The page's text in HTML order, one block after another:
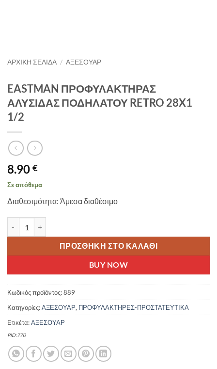
ΑΡΧΙΚΉ ΣΕΛΊΔΑ / ΑΞΕΣΟΥΑΡ
EASTMAN ΠΡΟΦΥΛΑΚΤΗΡΑΣ
ΑΛΥΣΙΔΑΣ ΠΟΔΗΛΑΤΟΥ RETRO 28X1
1/2
8.90 €
Σε απόθεμα
Διαθεσιμότητα: Άμεσα διαθέσιμο
ΠΡΟΣΘΉΚΗ ΣΤΟ ΚΑΛΆΘΙ
BUY NOW
Κωδικός προϊόντος:889
Κατηγορίες:ΑΞΕΣΟΥΑΡ, ΠΡΟΦΥΛΑΚΤΗΡΕΣ-ΠΡΟΣΤΑΤΕΥΤΙΚΑ
Ετικέτα:ΑΞΕΣΟΥΑΡ
PID:770